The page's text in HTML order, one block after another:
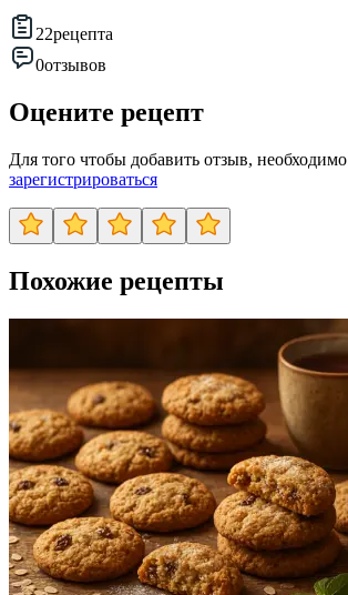
22рецепта
0отзывов
Оцените рецепт
Для того чтобы добавить отзыв, необходимо
зарегистрироваться
Похожие рецепты